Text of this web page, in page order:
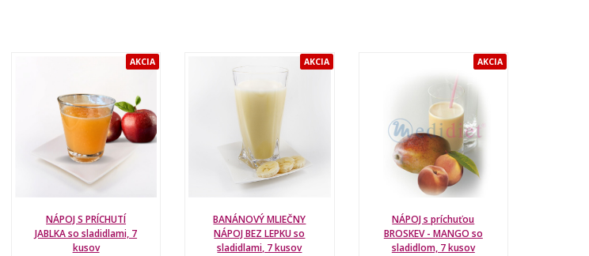
AKCIA
NÁPOJ S PRÍCHUTÍ
JABLKA so sladidlami, 7
kusov
AKCIA
BANÁNOVÝ MLIEČNY
NÁPOJ BEZ LEPKU so
sladidlami, 7 kusov
AKCIA
NÁPOJ s príchuťou
BROSKEV - MANGO so
sladidlom, 7 kusov